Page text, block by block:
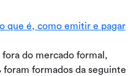
que é, como emitir e pagar
fora do mercado formal,
foram formados da seguinte